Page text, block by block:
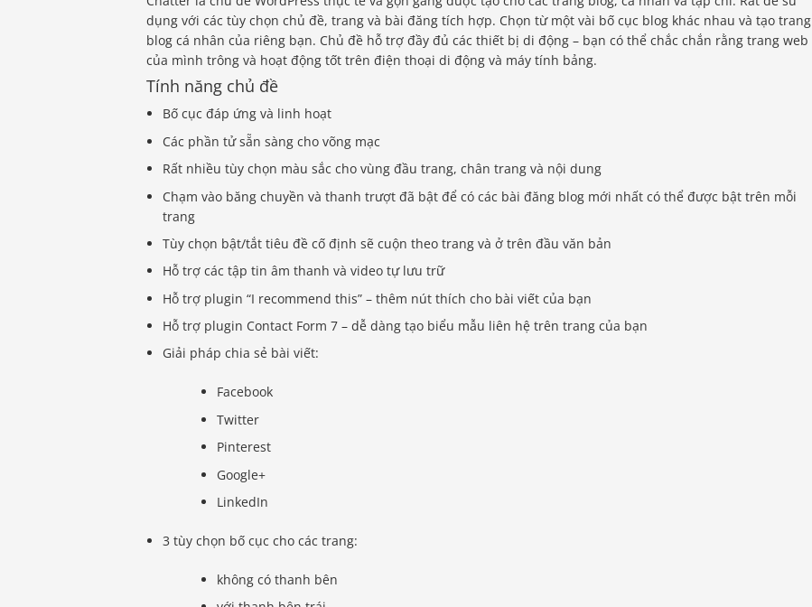
dụng với các tùy chọn chủ đề, trang và bài đăng tích hợp. Chọn từ một vài bố cục blog khác nhau và tạo trang
blog cá nhân của riêng bạn. Chủ đề hỗ trợ đầy đủ các thiết bị di động – bạn có thể chắc chắn rằng trang web
của mình trông và hoạt động tốt trên điện thoại di động và máy tính bảng.
Tính năng chủ đề
Bố cục đáp ứng và linh hoạt
Các phần tử sẵn sàng cho võng mạc
Rất nhiều tùy chọn màu sắc cho vùng đầu trang, chân trang và nội dung
Chạm vào băng chuyền và thanh trượt đã bật để có các bài đăng blog mới nhất có thể được bật trên mỗi
trang
Tùy chọn bật/tắt tiêu đề cố định sẽ cuộn theo trang và ở trên đầu văn bản
Hỗ trợ các tập tin âm thanh và video tự lưu trữ
Hỗ trợ plugin “I recommend this” – thêm nút thích cho bài viết của bạn
Hỗ trợ plugin Contact Form 7 – dễ dàng tạo biểu mẫu liên hệ trên trang của bạn
Giải pháp chia sẻ bài viết:
Facebook
Twitter
Pinterest
Google+
LinkedIn
3 tùy chọn bố cục cho các trang:
không có thanh bên